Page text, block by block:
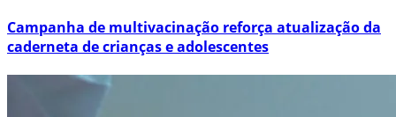
Campanha de multivacinação reforça atualização da
caderneta de crianças e adolescentes